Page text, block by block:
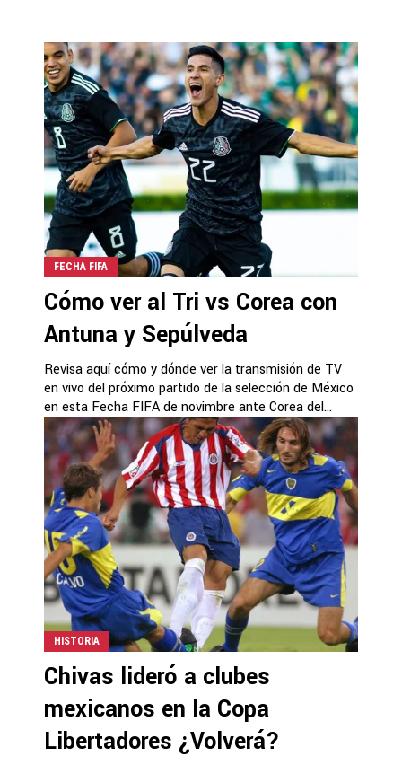
FECHA FIFA
Cómo ver al Tri vs Corea con
Antuna y Sepúlveda
Revisa aquí cómo y dónde ver la transmisión de TV
en vivo del próximo partido de la selección de México
en esta Fecha FIFA de novimbre ante Corea del...
HISTORIA
Chivas lideró a clubes
mexicanos en la Copa
Libertadores ¿Volverá?